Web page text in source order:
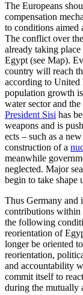
The Europeans
compensation
to conditions aimed
The conflict over
already taking
Egypt (see Map).
country will reach
according to United
population growth
water sector and
President Sisi has
weapons and is
ects – such as a
construction of a
meanwhile
neglected. Major
begin to take shape
Thus Germany and
contributions with­in
the following
reorientation of
longer be oriented
reorientation,
and accountability
commit itself to
during the mutually